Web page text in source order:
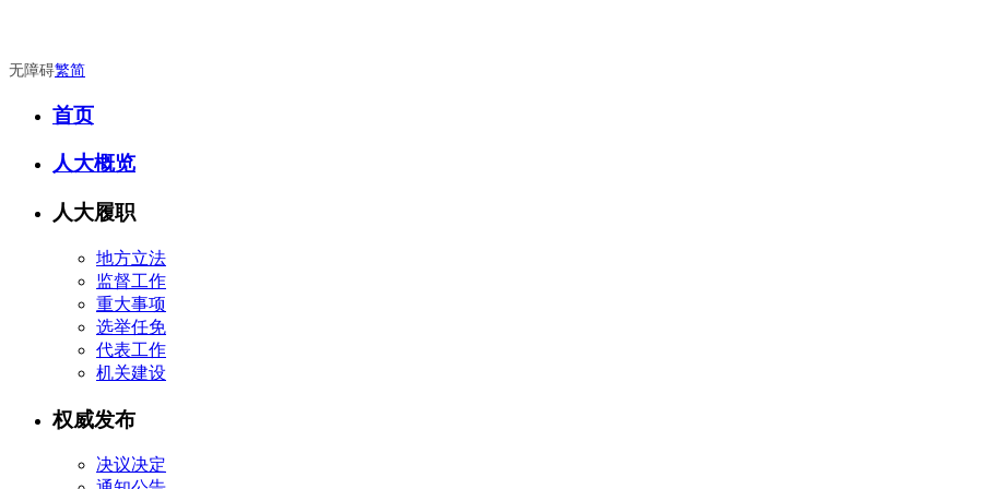
无障碍繁简
首页
人大概览
人大履职
地方立法
监督工作
重大事项
选举任免
代表工作
机关建设
权威发布
决议决定